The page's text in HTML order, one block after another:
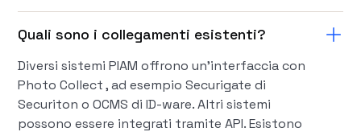
Quali sono i collegamenti esistenti?
Diversi sistemi PIAM offrono un'interfaccia con
Photo Collect , ad esempio Securigate di
Securiton o OCMS di ID-ware. Altri sistemi
possono essere integrati tramite API. Esistono